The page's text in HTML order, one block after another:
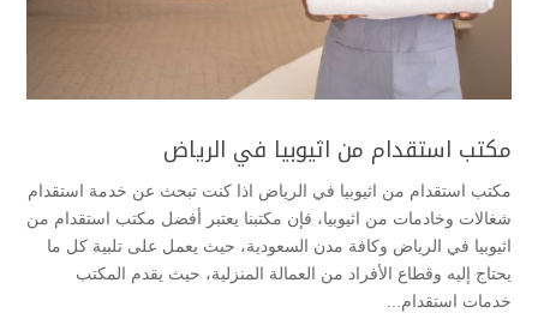
مكتب استقدام من اثيوبيا في الرياض
مكتب استقدام من اثيوبيا في الرياض اذا كنت تبحث عن خدمة استقدام
شغالات وخادمات من اثيوبيا، فإن مكتبنا يعتبر أفضل مكتب استقدام من
اثيوبيا في الرياض وكافة مدن السعودية، حيث يعمل على تلبية كل ما
يحتاج إليه وقطاع الأفراد من العمالة المنزلية، حيث يقدم المكتب
خدمات استقدام...